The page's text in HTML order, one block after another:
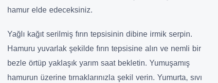
hamur elde edeceksiniz.
Yağlı kağıt serilmiş fırın tepsisinin dibine irmik serpin.
Hamuru yuvarlak şekilde fırın tepsisine alın ve nemli bir
bezle örtüp yaklaşık yarım saat bekletin. Yumuşamış
hamurun üzerine tırnaklarınızla şekil verin. Yumurta, sıvı